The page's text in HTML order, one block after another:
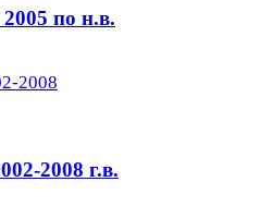
по н.в.
2008 г.в.